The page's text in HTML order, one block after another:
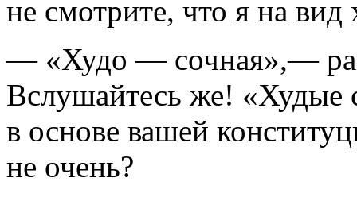
не смотрите, что я на вид
— «Худо — сочная»,—
Вслушайтесь же! «Худые
в основе вашей
не очень?